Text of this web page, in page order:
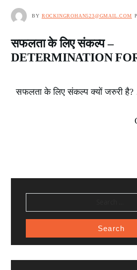
BY ROCKINGROHAN523@GMAIL.COM
सफलता के लिए संकल्प –
DETERMINATION
सफलता के लिए संकल्प क्यों जरुरी
FOR: